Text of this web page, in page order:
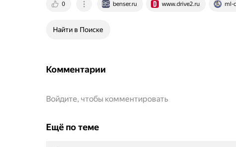
0 benser.ru www.drive2.ru ml-
Найти в Поиске
Комментарии
Войдите, чтобы комментировать
Ещё по теме